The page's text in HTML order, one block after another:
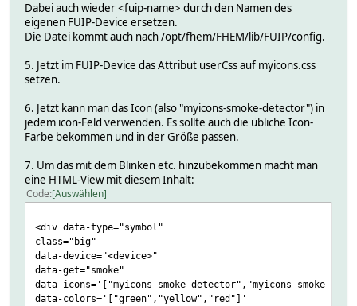
/* Better Font Rendering =========== */
-webkit-font-smoothing: antialiased;
-moz-osx-font-smoothing: grayscale;
}
content: "\e900";
}
Dabei auch wieder <fuip-name> durch den Namen des
eigenen FUIP-Device ersetzen.
Die Datei kommt auch nach /opt/fhem/FHEM/lib/FUIP/config.
5. Jetzt im FUIP-Device das Attribut userCss auf myicons.css
setzen.
6. Jetzt kann man das Icon (also "myicons-smoke-detector") in
jedem icon-Feld verwenden. Es sollte auch die übliche Icon-
Farbe bekommen und in der Größe passen.
7. Um das mit dem Blinken etc. hinzubekommen macht man
eine HTML-View mit diesem Inhalt:
Code Auswählen
<div data-type="symbol"
class="big"
data-device="<device>"
data-get="smoke"
data-icons='["myicons-smoke-detector","myicons-smoke-
data-colors='["green","yellow","red"]'